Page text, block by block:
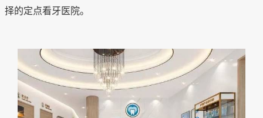
择的定点看牙医院。